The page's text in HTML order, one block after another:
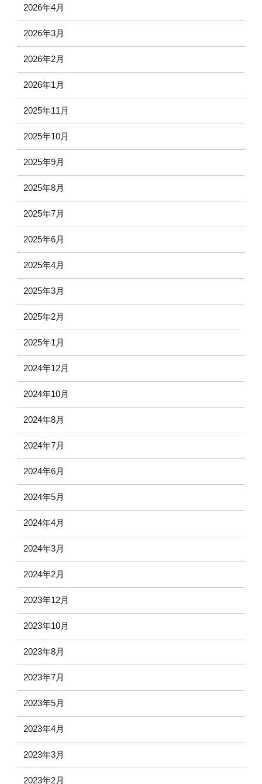
2026年4月
2026年3月
2026年2月
2026年1月
2025年11月
2025年10月
2025年9月
2025年8月
2025年7月
2025年6月
2025年4月
2025年3月
2025年2月
2025年1月
2024年12月
2024年10月
2024年8月
2024年7月
2024年6月
2024年5月
2024年4月
2024年3月
2024年2月
2023年12月
2023年10月
2023年8月
2023年7月
2023年5月
2023年4月
2023年3月
2023年2月